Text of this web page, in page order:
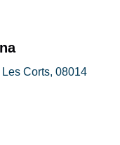
Corts, 08014